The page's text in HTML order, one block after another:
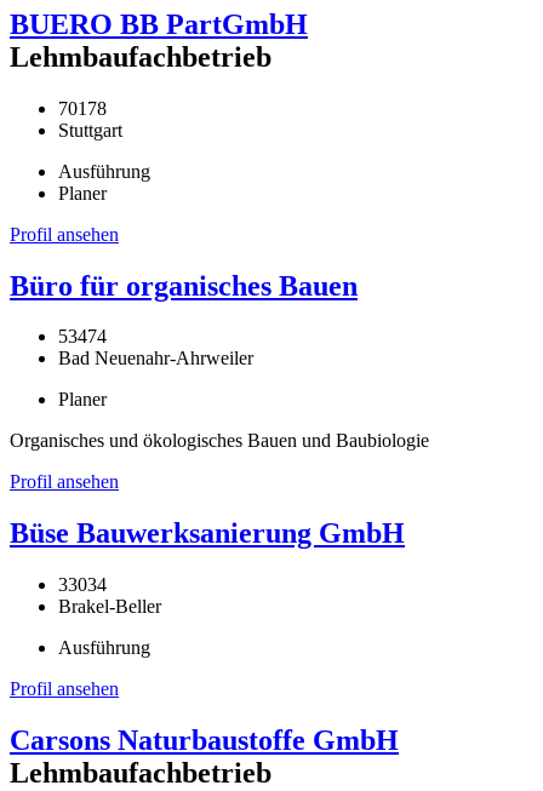
BUERO BB PartGmbH
Lehmbaufachbetrieb
70178
Stuttgart
Ausführung
Planer
Profil ansehen
Büro für organisches Bauen
53474
Bad Neuenahr-Ahrweiler
Planer
Organisches und ökologisches Bauen und Baubiologie
Profil ansehen
Büse Bauwerksanierung GmbH
33034
Brakel-Beller
Ausführung
Profil ansehen
Carsons Naturbaustoffe GmbH
Lehmbaufachbetrieb